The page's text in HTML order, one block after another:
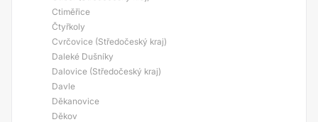
Ctiměřice
Čtyřkoly
Cvrčovice (Středočeský kraj)
Daleké Dušníky
Dalovice (Středočeský kraj)
Davle
Děkanovice
Děkov